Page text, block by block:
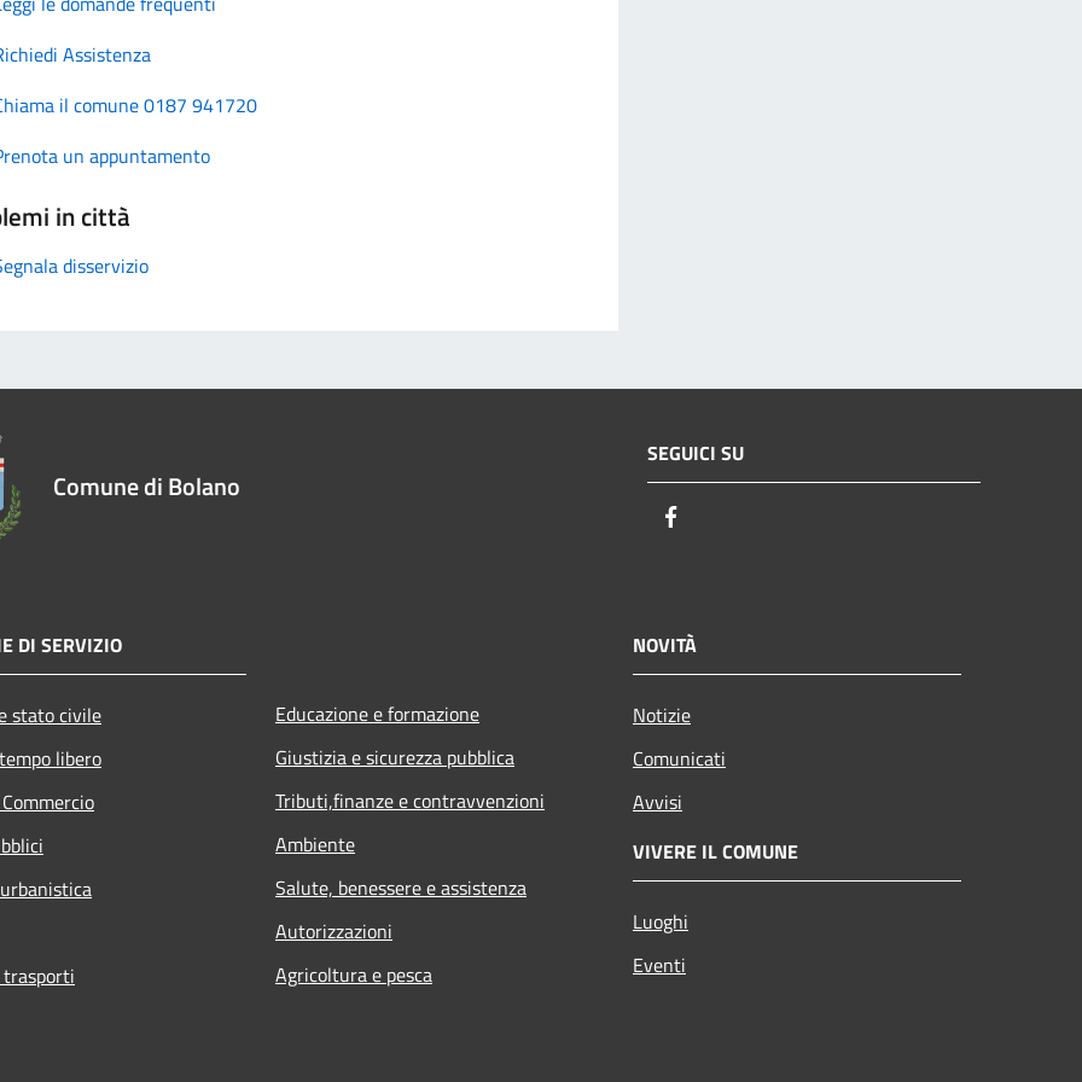
Assistenza
il comune 0187 941720
un appuntamento
in città
disservizio
Comune di Bolano
SEGUICI SU
DI SERVIZIO
stato civile
libero
Educazione e formazione
Giustizia e sicurezza pubblica
Tributi,finanze e contravvenzioni
Ambiente
Salute, benessere e assistenza
Autorizzazioni
Agricoltura e pesca
NOVITÀ
Notizie
Comunicati
Avvisi
VIVERE IL COMUNE
Luoghi
Eventi